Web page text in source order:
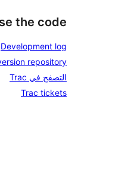
the code
Development log
repository
التصفح في Trac
Trac tickets